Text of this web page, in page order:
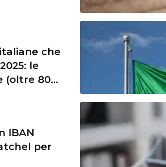
che
le
(oltre 80
IBAN
per